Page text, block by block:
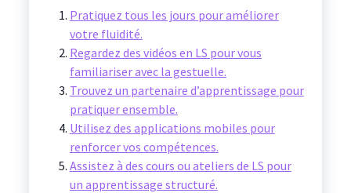
Pratiquez tous les jours pour améliorer
votre fluidité.
Regardez des vidéos en LS pour vous
familiariser avec la gestuelle.
Trouvez un partenaire d’apprentissage pour
pratiquer ensemble.
Utilisez des applications mobiles pour
renforcer vos compétences.
Assistez à des cours ou ateliers de LS pour
un apprentissage structuré.